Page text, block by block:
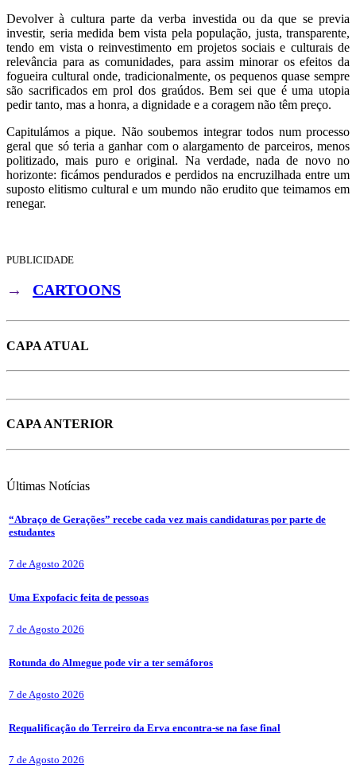
Devolver à cultura parte da verba investida ou da que se previa
investir, seria medida bem vista pela população, justa, transparente,
tendo em vista o reinvestimento em projetos sociais e culturais de
relevância para as comunidades, para assim minorar os efeitos da
fogueira cultural onde, tradicionalmente, os pequenos quase sempre
são sacrificados em prol dos graúdos. Bem sei que é uma utopia
pedir tanto, mas a honra, a dignidade e a coragem não têm preço.
Capitulámos a pique. Não soubemos integrar todos num processo
geral que só teria a ganhar com o alargamento de parceiros, menos
politizado, mais puro e original. Na verdade, nada de novo no
horizonte: ficámos pendurados e perdidos na encruzilhada entre um
suposto elitismo cultural e um mundo não erudito que teimamos em
renegar.
PUBLICIDADE
→ CARTOONS
CAPA ATUAL
CAPA ANTERIOR
Últimas Notícias
“Abraço de Gerações” recebe cada vez mais candidaturas por parte de
estudantes
7 de Agosto 2026
Uma Expofacic feita de pessoas
7 de Agosto 2026
Rotunda do Almegue pode vir a ter semáforos
7 de Agosto 2026
Requalificação do Terreiro da Erva encontra-se na fase final
7 de Agosto 2026